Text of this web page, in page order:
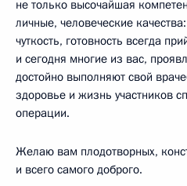
не только высочайшая
личные, человеческие
чуткость, готовность всегда
и сегодня многие из вас,
достойно выполняют свой
здоровье и жизнь участников
операции.
Желаю вам плодотворных,
и всего самого доброго.